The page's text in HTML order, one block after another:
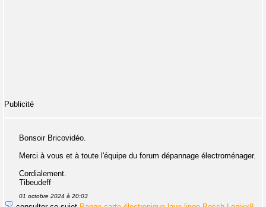
Publicité
Bonsoir Bricovidéo.
Merci à vous et à toute l'équipe du forum dépannage électroménager.
Cordialement.
Tibeudeff
01 octobre 2024 à 20:03